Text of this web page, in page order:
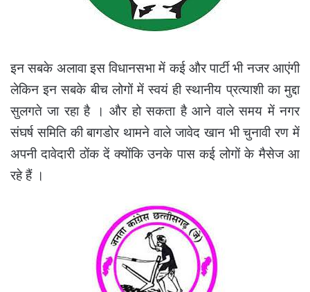
इन सबके अलावा इस विधानसभा में कई और पार्टी भी नजर आएंगी
लेकिन इन सबके बीच लोगों में स्वयं ही स्थानीय प्रत्याशी का मुद्दा
सुलगते जा रहा है । और हो सकता है आने वाले समय में नगर
संघर्ष समिति की बागडोर थामने वाले जावेद खान भी चुनावी रण में
अपनी दावेदारी ठोंक दें क्योंकि उनके पास कई लोगों के मैसेज आ
रहे हैं ।